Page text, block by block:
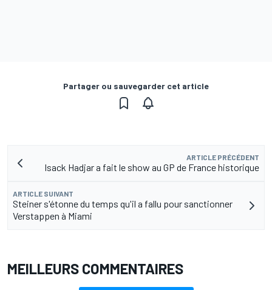
Partager ou sauvegarder cet article
ARTICLE PRÉCÉDENT
Isack Hadjar a fait le show au GP de France historique
ARTICLE SUIVANT
Steiner s'étonne du temps qu'il a fallu pour sanctionner
Verstappen à Miami
MEILLEURS COMMENTAIRES